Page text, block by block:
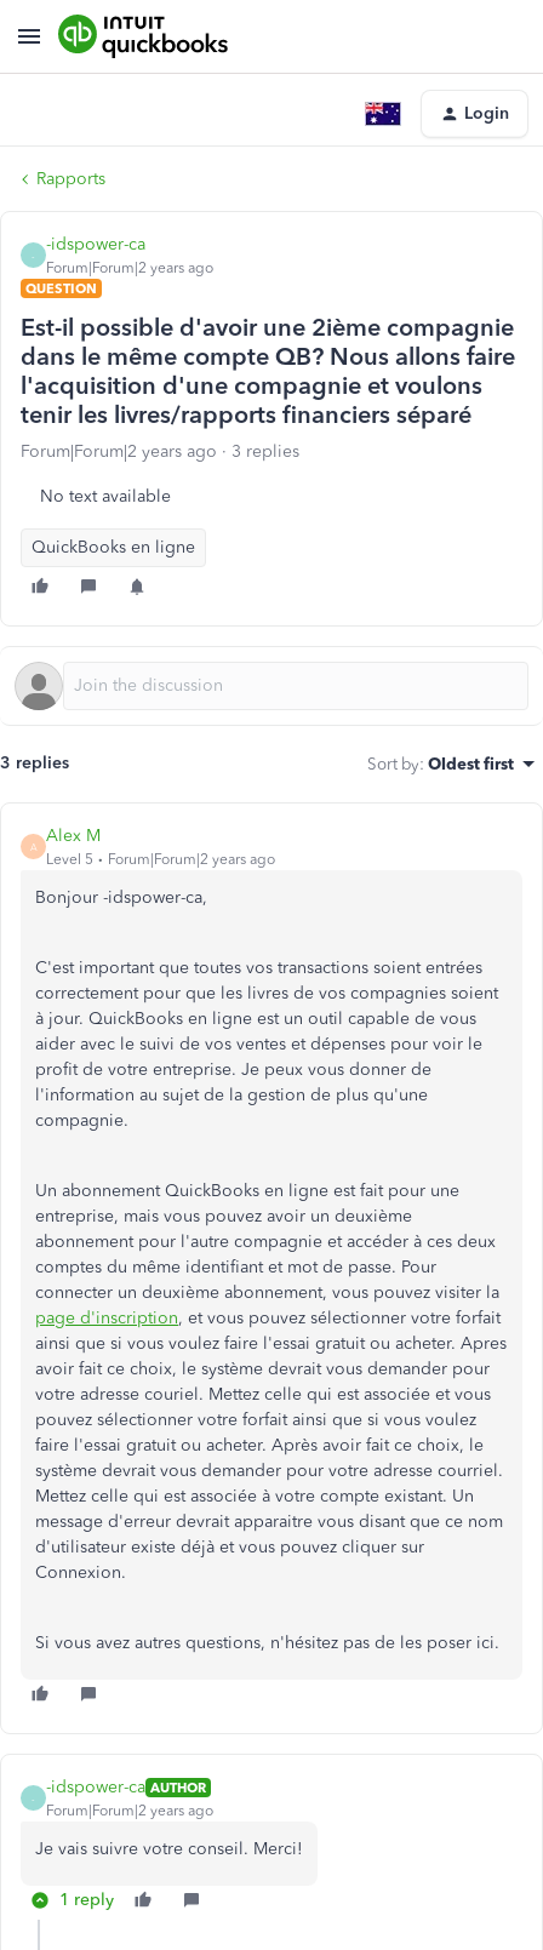
Login
Rapports
-
-idspower-ca
Forum|Forum|2 years ago
QUESTION
Est-il possible d'avoir une 2ième compagnie
dans le même compte QB? Nous allons faire
l'acquisition d'une compagnie et voulons
tenir les livres/rapports financiers séparé
Forum|Forum|2 years ago 3 replies
No text available
QuickBooks en ligne
3 replies Sort by: Oldest first
A
Alex M
Level 5 Forum|Forum|2 years ago
Bonjour -idspower-ca,
C'est important que toutes vos transactions soient entrées
correctement pour que les livres de vos compagnies soient
à jour. QuickBooks en ligne est un outil capable de vous
aider avec le suivi de vos ventes et dépenses pour voir le
profit de votre entreprise. Je peux vous donner de
l'information au sujet de la gestion de plus qu'une
compagnie.
Un abonnement QuickBooks en ligne est fait pour une
entreprise, mais vous pouvez avoir un deuxième
abonnement pour l'autre compagnie et accéder à ces deux
comptes du même identifiant et mot de passe. Pour
connecter un deuxième abonnement, vous pouvez visiter la
page d'inscription, et vous pouvez sélectionner votre forfait
ainsi que si vous voulez faire l'essai gratuit ou acheter. Apres
avoir fait ce choix, le système devrait vous demander pour
votre adresse couriel. Mettez celle qui est associée et vous
pouvez sélectionner votre forfait ainsi que si vous voulez
faire l'essai gratuit ou acheter. Après avoir fait ce choix, le
système devrait vous demander pour votre adresse courriel.
Mettez celle qui est associée à votre compte existant. Un
message d'erreur devrait apparaitre vous disant que ce nom
d'utilisateur existe déjà et vous pouvez cliquer sur
Connexion.
Si vous avez autres questions, n'hésitez pas de les poser ici.
-
-idspower-ca AUTHOR
Forum|Forum|2 years ago
Je vais suivre votre conseil. Merci!
1 reply